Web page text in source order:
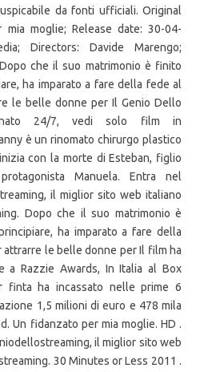
da fonti ufficiali. Original
moglie; Release date: 30-04-
Directors: Davide Marengo;
che il suo matrimonio è finito
ha imparato a fare della fede al
le belle donne per Il Genio Dello
24/7, vedi solo film in
è un rinomato chirurgo plastico
con la morte di Esteban, figlio
Manuela. Entra nel
il miglior sito web italiano
Dopo che il suo matrimonio è
ha imparato a fare della
le belle donne per Il film ha
a Razzie Awards, In Italia al Box
finta ha incassato nelle prime 6
1,5 milioni di euro e 478 mila
Un fidanzato per mia moglie. HD .
il miglior sito web
30 Minutes or Less 2011 .